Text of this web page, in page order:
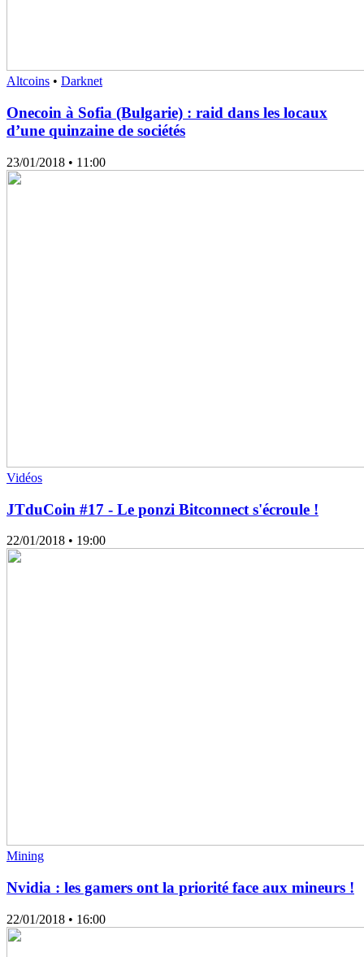
Altcoins • Darknet
Onecoin à Sofia (Bulgarie) : raid dans les locaux
d’une quinzaine de sociétés
23/01/2018 • 11:00
Vidéos
JTduCoin #17 - Le ponzi Bitconnect s'écroule !
22/01/2018 • 19:00
Mining
Nvidia : les gamers ont la priorité face aux mineurs !
22/01/2018 • 16:00